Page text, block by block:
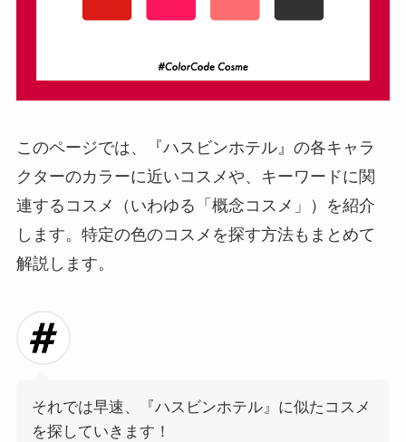
このページでは、『ハスビンホテル』の各キャラ
クターのカラーに近いコスメや、キーワードに関
連するコスメ（いわゆる「概念コスメ」）を紹介
します。特定の色のコスメを探す方法もまとめて
解説します。
それでは早速、『ハスビンホテル』に似たコスメ
を探していきます！